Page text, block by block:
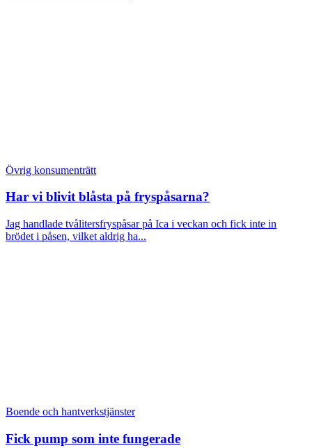
Övrig konsumenträtt
Har vi blivit blåsta på fryspåsarna?
Jag handlade tvålitersfryspåsar på Ica i veckan och fick inte in
brödet i påsen, vilket aldrig ha...
Boende och hantverkstjänster
Fick pump som inte fungerade